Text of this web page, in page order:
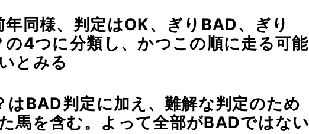
年同様、判定はOK、ぎりBAD、ぎり
の4つに分類し、かつこの順に走る可能
とみる
はBAD判定に加え、難解な判定のため
馬を含む。よって全部がBADではない